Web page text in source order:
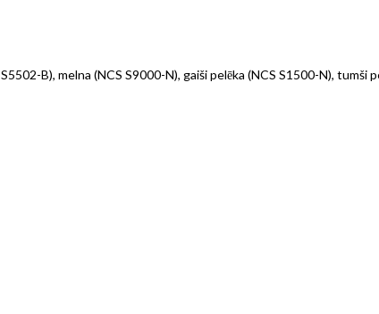
B), melna (NCS S9000-N), gaiši pelēka (NCS S1500-N), tumši